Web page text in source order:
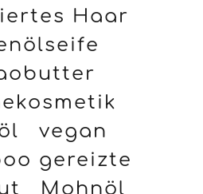
Haar
vegan
gereizte
Mohnöl